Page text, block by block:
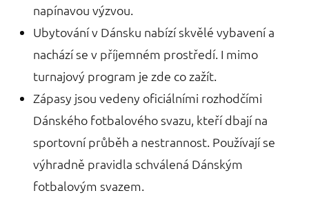
napínavou výzvou.
Ubytování v Dánsku nabízí skvělé vybavení a
nachází se v příjemném prostředí. I mimo
turnajový program je zde co zažít.
Zápasy jsou vedeny oficiálními rozhodčími
Dánského fotbalového svazu, kteří dbají na
sportovní průběh a nestrannost. Používají se
výhradně pravidla schválená Dánským
fotbalovým svazem.